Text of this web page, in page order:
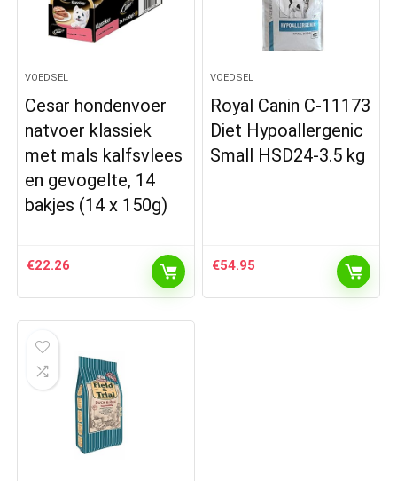
VOEDSEL
Cesar hondenvoer
natvoer klassiek
met mals kalfsvlees
en gevogelte, 14
bakjes (14 x 150g)
€22.26
VOEDSEL
Royal Canin C-11173
Diet Hypoallergenic
Small HSD24-3.5 kg
€54.95